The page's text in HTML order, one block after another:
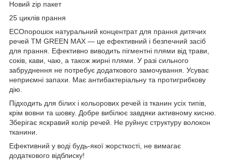
Новий zip пакет
25 циклів прання
ЕСОпорошок натуральний концентрат для прання дитячих
речей ТМ GREEN MAX — це ефективний і безпечний засіб
для прання. Ефективно виводить пігментні плями від трави,
соків, кави, чаю, а також жирні плями. У разі сильного
забруднення не потребує додаткового замочування. Усуває
неприємні запахи. Має антибактеріальну та протигрибкову
дію.
Підходить для білих і кольорових речей із тканин усіх типів,
крім вовни та шовку. Добре вибілює завдяки активному кисню.
Зберігає яскравий колір речей. Не руйнує структуру волокон
тканини.
Ефективний у воді будь-якої жорсткості, не вимагає
додаткового відблиску!